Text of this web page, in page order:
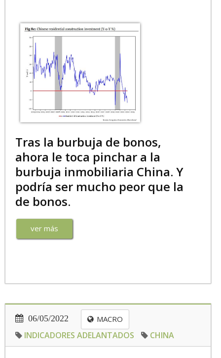
Tras la burbuja de bonos,
ahora le toca pinchar a la
burbuja inmobiliaria China. Y
podría ser mucho peor que la
de bonos.
ver más
06/05/2022 MACRO
INDICADORES ADELANTADOS CHINA